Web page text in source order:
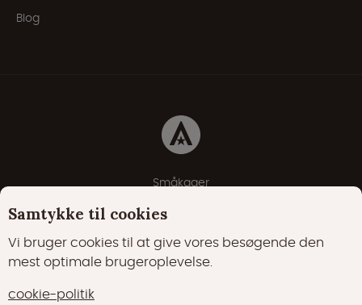
Blog
Småkager
Erklæring om beskyttelse af personlige oplysninger
22000 Synes godt om
Samtykke til cookies
Vi bruger cookies til at give vores besøgende den
mest optimale brugeroplevelse.
cookie-politik